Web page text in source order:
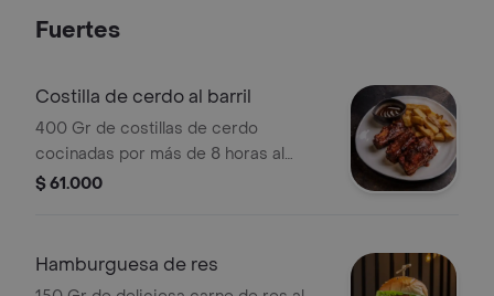
Fuertes
Costilla de cerdo al barril
400 Gr de costillas de cerdo
cocinadas por más de 8 horas al
barril bañadas en salsa bbq,
$ 61.000
Hamburguesa de res